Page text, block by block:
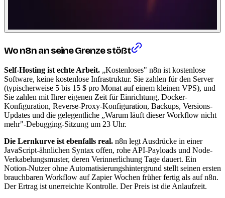
Wo n8n an seine Grenze stößt
Self-Hosting ist echte Arbeit. „Kostenloses" n8n ist kostenlose
Software, keine kostenlose Infrastruktur. Sie zahlen für den Server
(typischerweise 5 bis 15 $ pro Monat auf einem kleinen VPS), und
Sie zahlen mit Ihrer eigenen Zeit für Einrichtung, Docker-
Konfiguration, Reverse-Proxy-Konfiguration, Backups, Versions-
Updates und die gelegentliche „Warum läuft dieser Workflow nicht
mehr"-Debugging-Sitzung um 23 Uhr.
Die Lernkurve ist ebenfalls real. n8n legt Ausdrücke in einer
JavaScript-ähnlichen Syntax offen, rohe API-Payloads und Node-
Verkabelungsmuster, deren Verinnerlichung Tage dauert. Ein
Notion-Nutzer ohne Automatisierungshintergrund stellt seinen ersten
brauchbaren Workflow auf Zapier Wochen früher fertig als auf n8n.
Der Ertrag ist unerreichte Kontrolle. Der Preis ist die Anlaufzeit.